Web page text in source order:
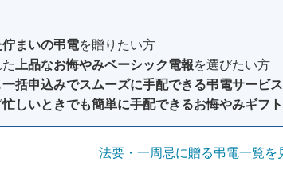
まいの弔電を贈りたい方
上品なお悔やみベーシック電報を選びたい方
一括申込みでスムーズに手配できる弔電サービス
忙しいときでも簡単に手配できるお悔やみギフト
法要・一周忌に贈る弔電一覧を